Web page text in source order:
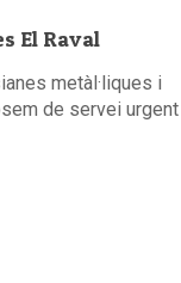
El Raval
metàl·liques i
de servei urgent